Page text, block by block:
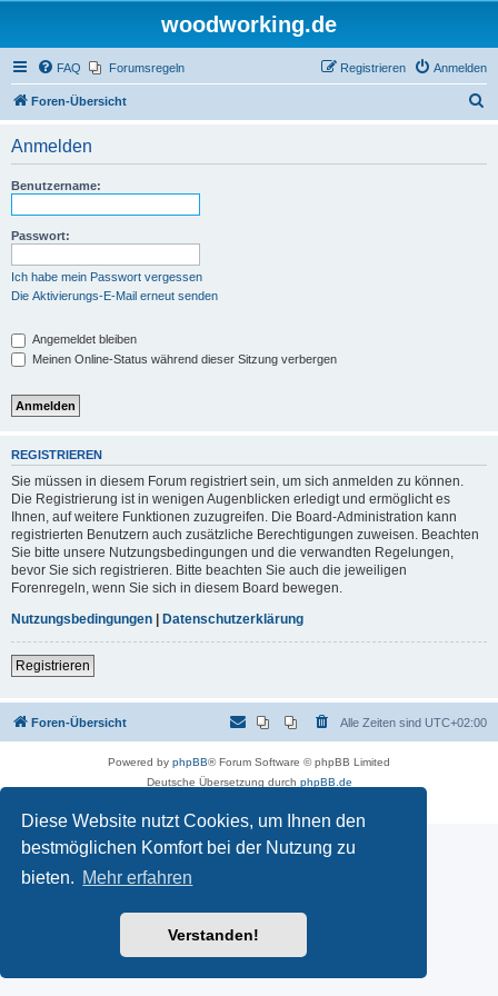
Diese Website nutzt Cookies, um Ihnen den
bestmöglichen Komfort bei der Nutzung zu
bieten. Mehr erfahren
Verstanden!
woodworking.de
FAQ Forumsregeln Anmelden
Registrieren
Foren-Übersicht
Anmelden
Benutzername:
Passwort:
Ich habe mein Passwort vergessen
Die Aktivierungs-E-Mail erneut senden
Angemeldet bleiben
Meinen Online-Status während dieser Sitzung verbergen
REGISTRIEREN
Sie müssen in diesem Forum registriert sein, um sich anmelden zu können.
Die Registrierung ist in wenigen Augenblicken erledigt und ermöglicht es
Ihnen, auf weitere Funktionen zuzugreifen. Die Board-Administration kann
registrierten Benutzern auch zusätzliche Berechtigungen zuweisen. Beachten
Sie bitte unsere Nutzungsbedingungen und die verwandten Regelungen,
bevor Sie sich registrieren. Bitte beachten Sie auch die jeweiligen
Forenregeln, wenn Sie sich in diesem Board bewegen.
Nutzungsbedingungen | Datenschutzerklärung
Registrieren
Foren-Übersicht Alle Zeiten sind UTC+02:00
Powered by phpBB® Forum Software © phpBB Limited
Deutsche Übersetzung durch phpBB.de